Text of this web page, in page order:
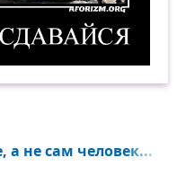
а не сам человек...